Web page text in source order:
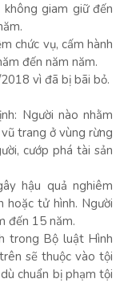
giam giữ đến
chức vụ, cấm hành
đến năm năm.
vì đã bị bãi bỏ.
Người nào nhằm
trang ở vùng rừng
cướp phá tài sản
hậu quả nghiêm
tử hình. Người
đến 15 năm.
trong Bộ luật Hình
sẽ thuộc vào tội
chuẩn bị phạm tội